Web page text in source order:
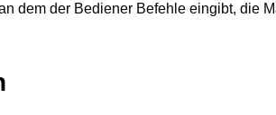
dem der Bediener Befehle eingibt, die